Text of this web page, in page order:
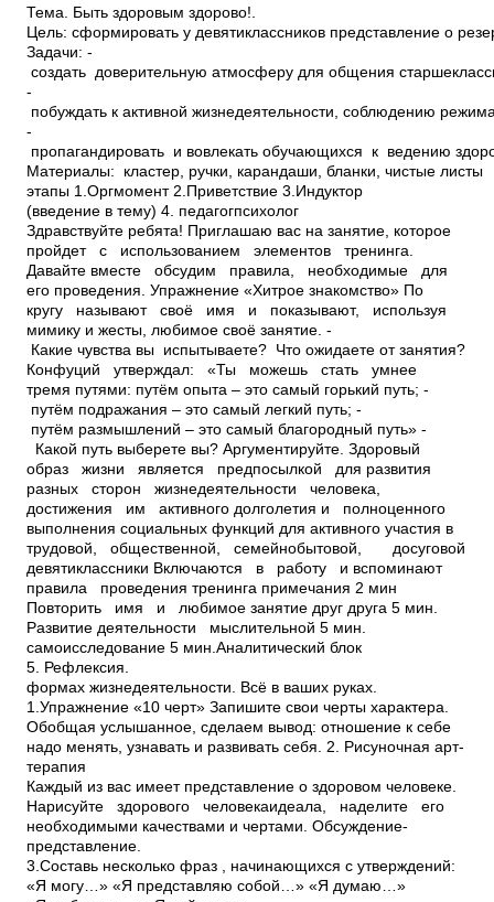
Тема. Быть здоровым здорово!.
Цель: сформировать у девятиклассников представление о
Задачи: ­
создать доверительную атмосферу для общения
­
побуждать к активной жизнедеятельности, соблюдению
­
пропагандировать и вовлекать обучающихся к ведению
Материалы: кластер, ручки, карандаши, бланки, чистые листы
этапы 1.Оргмомент 2.Приветствие 3.Индуктор
(введение в тему) 4. педагог­психолог
Здравствуйте ребята! Приглашаю вас на занятие, которое
пройдет с использованием элементов тренинга.
Давайте вместе обсудим правила, необходимые для
его проведения. Упражнение «Хитрое знакомство» По
кругу называют своё имя и показывают, используя
мимику и жесты, любимое своё занятие. ­
Какие чувства вы испытываете? ­ Что ожидаете от занятия?
Конфуций утверждал: «Ты можешь стать умнее
тремя путями: ­путём опыта – это самый горький путь; ­
путём подражания – это самый легкий путь; ­
путём размышлений – это самый благородный путь» ­
Какой путь выберете вы? Аргументируйте. Здоровый
образ жизни является предпосылкой для развития
разных сторон жизнедеятельности человека,
достижения им активного долголетия и полноценного
выполнения социальных функций для активного участия в
трудовой, общественной, семейно­бытовой, досуговой
девятиклассники Включаются в работу и вспоминают
правила проведения тренинга примечания 2 мин
Повторить имя и любимое занятие друг друга 5 мин.
Развитие деятельности мыслительной 5 мин.
самоисследование 5 мин.Аналитический блок
5. Рефлексия.
формах жизнедеятельности. Всё в ваших руках.
1.Упражнение «10 черт» Запишите свои черты характера.
Обобщая услышанное, сделаем вывод: отношение к себе
надо менять, узнавать и развивать себя. 2. Рисуночная арт­
терапия
Каждый из вас имеет представление о здоровом человеке.
Нарисуйте здорового человека­идеала, наделите его
необходимыми качествами и чертами. Обсуждение­
представление.
3.Составь несколько фраз , начинающихся с утверждений:
«Я могу…» «Я представляю собой…» «Я думаю…»